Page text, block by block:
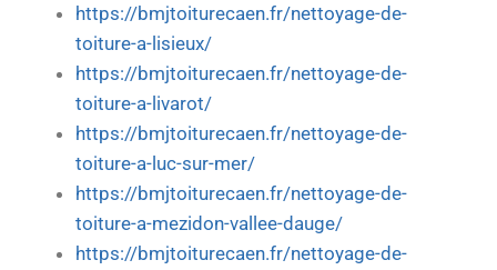
https://bmjtoiturecaen.fr/nettoyage-de-
toiture-a-lisieux/
https://bmjtoiturecaen.fr/nettoyage-de-
toiture-a-livarot/
https://bmjtoiturecaen.fr/nettoyage-de-
toiture-a-luc-sur-mer/
https://bmjtoiturecaen.fr/nettoyage-de-
toiture-a-mezidon-vallee-dauge/
https://bmjtoiturecaen.fr/nettoyage-de-